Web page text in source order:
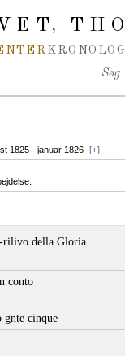
,
Søg
1825 - januar 1826 [+]
rilivo della Gloria
conto
gnte cinque